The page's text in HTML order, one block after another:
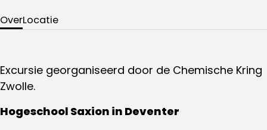
OverLocatie
Excursie georganiseerd door de Chemische Kring
Zwolle.
Hogeschool Saxion in Deventer